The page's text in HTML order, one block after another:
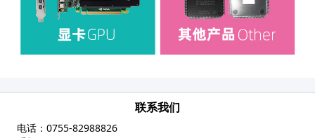
联系我们
电话： 0755-82988826